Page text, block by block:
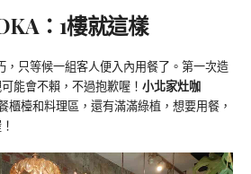
：1樓就這樣
，只等候一組客人便入內用餐了。第一次造
能會不賴，不過抱歉喔！ 小北家灶咖
櫃檯和料理區，還有滿滿綠植，想要用餐，